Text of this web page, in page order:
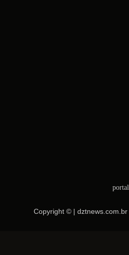
Copyright © |